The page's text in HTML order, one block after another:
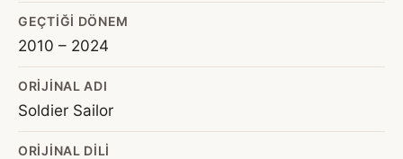
GEÇTIĞI DÖNEM
2010 – 2024
ORIJINAL ADI
Soldier Sailor
ORIJINAL DILI